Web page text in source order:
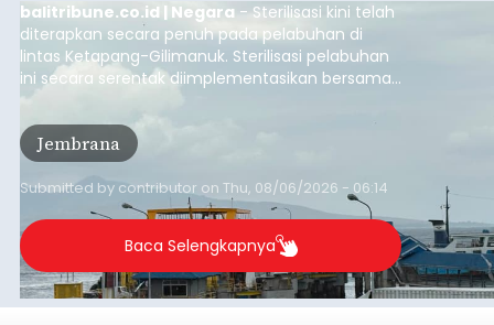
balitribune.co.id | Negara - Sterilisasi kini telah
diterapkan secara penuh pada pelabuhan di
lintas Ketapang-Gilimanuk. Sterilisasi pelabuhan
ini secara serentak diimplementasikan bersama
empat pelabuhan utama lainnya, yakni
Pelabuhan Merak, Bakauheni, Kayangan, dan
Lembar pada Rabu (5/8/2026).
Jembrana
Submitted by contributor on Thu, 08/06/2026 - 06:14
Baca Selengkapnya